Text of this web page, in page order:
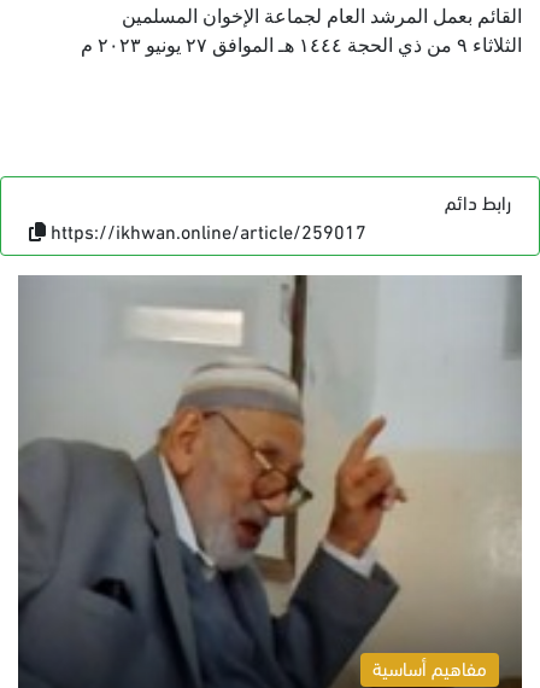
القائم بعمل المرشد العام لجماعة الإخوان المسلمين
الثلاثاء ٩ من ذي الحجة ١٤٤٤ هـ الموافق ٢٧ يونيو ٢٠٢٣ م
رابط دائم
https://ikhwan.online/article/259017
مفاهيم أساسية